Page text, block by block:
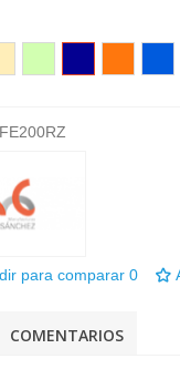
agua marino
Royal
para comparar 0
COMENTARIOS